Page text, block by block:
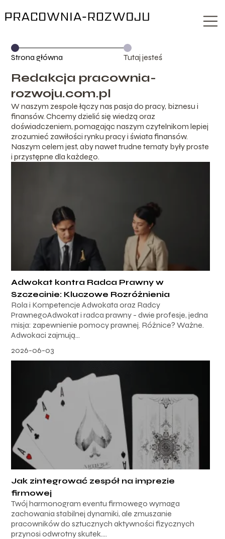
Strona główna Tutaj jesteś
Redakcja pracownia-
rozwoju.com.pl
W naszym zespole łączy nas pasja do pracy, biznesu i
finansów. Chcemy dzielić się wiedzą oraz
doświadczeniem, pomagając naszym czytelnikom lepiej
zrozumieć zawiłości rynku pracy i świata finansów.
Naszym celem jest, aby nawet trudne tematy były proste
i przystępne dla każdego.
Adwokat kontra Radca Prawny w
Szczecinie: Kluczowe Rozróżnienia
Rola i Kompetencje Adwokata oraz Radcy
PrawnegoAdwokat i radca prawny - dwie profesje, jedna
misja: zapewnienie pomocy prawnej. Różnice? Ważne.
Adwokaci zajmują...
2026-06-03
Jak zintegrować zespół na imprezie
firmowej
Twój harmonogram eventu firmowego wymaga
zachowania stabilnej dynamiki, ale zmuszanie
pracowników do sztucznych aktywności fizycznych
przynosi odwrotny skutek....